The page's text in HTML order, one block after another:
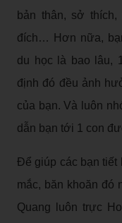
bản thân, sở
đích… Hơn nữa,
du học là bao lâu,
định đó đều ảnh
của bạn. Và luôn
dẫn bạn tới 1 con
Để giúp các bạn tiết
mắc, băn khoăn đó
Quang luôn trực